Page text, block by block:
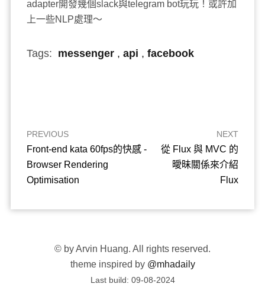
adapter開發幾個slack與telegram bot玩玩！或許加
上一些NLP處理～
Tags: messenger , api , facebook
PREVIOUS
Front-end kata 60fps的快感 -
Browser Rendering
Optimisation
NEXT
從 Flux 與 MVC 的
曖昧關係來介紹
Flux
© by Arvin Huang. All rights reserved.
theme inspired by @mhadaily
Last build: 09-08-2024